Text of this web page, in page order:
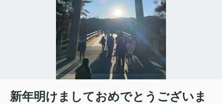
新年明けましておめでとうございま